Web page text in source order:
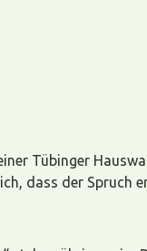
Tübinger
dass der Spruch